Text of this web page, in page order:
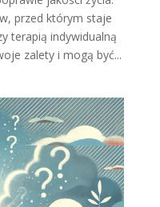
przed którym staje
terapią indywidualną
zalety i mogą być...